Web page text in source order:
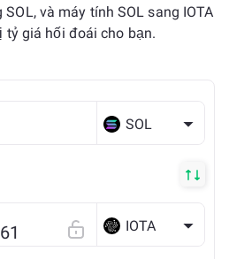
và máy tính SOL sang IOTA
tỷ giá hối đoái cho bạn.
SOL
IOTA